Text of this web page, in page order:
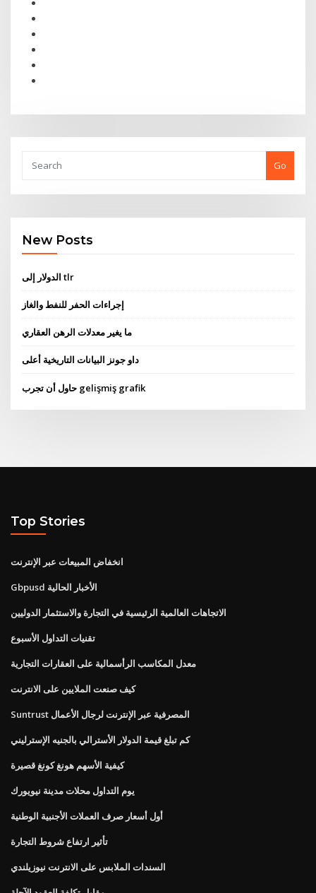
Go
New Posts
الدولار إلى tlr
إجراءات الحفر للنفط والغاز
ما يغير معدلات الرهن العقاري
داو جونز البيانات التاريخية أعلى
حاول أن تجرب gelişmiş grafik
Top Stories
انخفاض المبيعات عبر الإنترنت
Gbpusd الأخبار الحالية
الاتجاهات العالمية الرئيسية في التجارة والاستثمار الدوليين
تقنيات التداول الأسبوع
معدل المكاسب الرأسمالية على العقارات التجارية
كيف صنعت الملايين على الانترنت
Suntrust المصرفية عبر الإنترنت لرجال الأعمال
كم تبلغ قيمة الدولار الأسترالي بالجنيه الإسترليني
كيفية الأسهم هونغ كونغ قصيرة
يوم التداول محلات مدينة نيويورك
أول أسعار صرف العملات الأجنبية الوطنية
تأثير ارتفاع شروط التجارة
السندات الملابس على الانترنت نيوزيلندي